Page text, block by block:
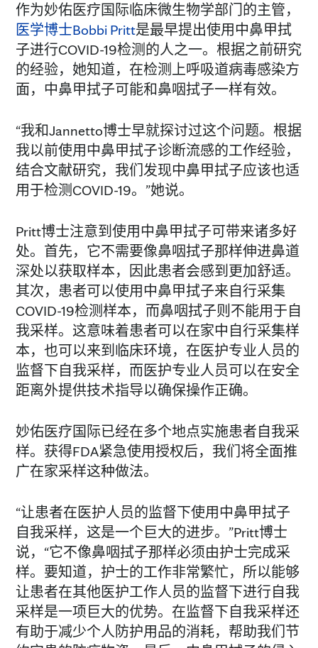
作为妙佑医疗国际临床微生物学部门的主管，
医学博士Bobbi Pritt是最早提出使用中鼻甲拭
子进行COVID-19检测的人之一。根据之前研究
的经验，她知道，在检测上呼吸道病毒感染方
面，中鼻甲拭子可能和鼻咽拭子一样有效。
“我和Jannetto博士早就探讨过这个问题。根据
我以前使用中鼻甲拭子诊断流感的工作经验，
结合文献研究，我们发现中鼻甲拭子应该也适
用于检测COVID-19。”她说。
Pritt博士注意到使用中鼻甲拭子可带来诸多好
处。首先，它不需要像鼻咽拭子那样伸进鼻道
深处以获取样本，因此患者会感到更加舒适。
其次，患者可以使用中鼻甲拭子来自行采集
COVID-19检测样本，而鼻咽拭子则不能用于自
我采样。这意味着患者可以在家中自行采集样
本，也可以来到临床环境，在医护专业人员的
监督下自我采样，而医护专业人员可以在安全
距离外提供技术指导以确保操作正确。
妙佑医疗国际已经在多个地点实施患者自我采
样。获得FDA紧急使用授权后，我们将全面推
广在家采样这种做法。
“让患者在医护人员的监督下使用中鼻甲拭子
自我采样，这是一个巨大的进步。”Pritt博士
说，“它不像鼻咽拭子那样必须由护士完成采
样。要知道，护士的工作非常繁忙，所以能够
让患者在其他医护工作人员的监督下进行自我
采样是一项巨大的优势。在监督下自我采样还
有助于减少个人防护用品的消耗，帮助我们节